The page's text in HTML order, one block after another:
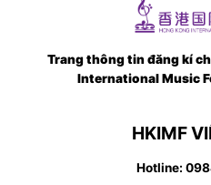
Trang thông tin đăng kí
International Music
HKIMF
Hotline: